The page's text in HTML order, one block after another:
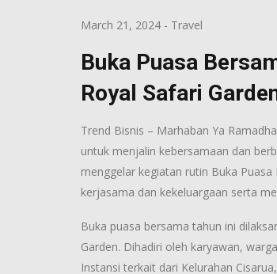
March 21, 2024 - Travel
Buka Puasa
Royal Safari
Trend Bisnis – Marhaban Ya
untuk menjalin kebersamaan dan
menggelar kegiatan rutin Buka
kerjasama dan kekeluargaan serta
Buka puasa bersama tahun ini
Garden. Dihadiri oleh karyawan,
Instansi terkait dari Kelurahan